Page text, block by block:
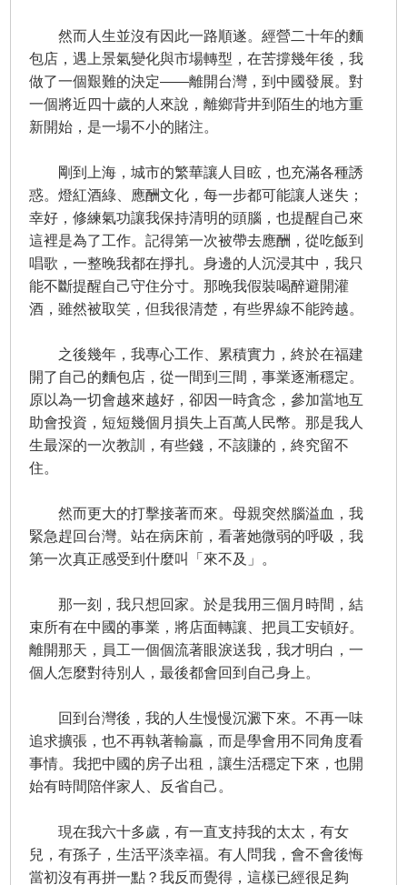
然而人生並沒有因此一路順遂。經營二十年的麵
包店，遇上景氣變化與市場轉型，在苦撐幾年後，我
做了一個艱難的決定——離開台灣，到中國發展。對
一個將近四十歲的人來說，離鄉背井到陌生的地方重
新開始，是一場不小的賭注。
剛到上海，城市的繁華讓人目眩，也充滿各種誘
惑。燈紅酒綠、應酬文化，每一步都可能讓人迷失；
幸好，修練氣功讓我保持清明的頭腦，也提醒自己來
這裡是為了工作。記得第一次被帶去應酬，從吃飯到
唱歌，一整晚我都在掙扎。身邊的人沉浸其中，我只
能不斷提醒自己守住分寸。那晚我假裝喝醉避開灌
酒，雖然被取笑，但我很清楚，有些界線不能跨越。
之後幾年，我專心工作、累積實力，終於在福建
開了自己的麵包店，從一間到三間，事業逐漸穩定。
原以為一切會越來越好，卻因一時貪念，參加當地互
助會投資，短短幾個月損失上百萬人民幣。那是我人
生最深的一次教訓，有些錢，不該賺的，終究留不
住。
然而更大的打擊接著而來。母親突然腦溢血，我
緊急趕回台灣。站在病床前，看著她微弱的呼吸，我
第一次真正感受到什麼叫「來不及」。
那一刻，我只想回家。於是我用三個月時間，結
束所有在中國的事業，將店面轉讓、把員工安頓好。
離開那天，員工一個個流著眼淚送我，我才明白，一
個人怎麼對待別人，最後都會回到自己身上。
回到台灣後，我的人生慢慢沉澱下來。不再一味
追求擴張，也不再執著輸贏，而是學會用不同角度看
事情。我把中國的房子出租，讓生活穩定下來，也開
始有時間陪伴家人、反省自己。
現在我六十多歲，有一直支持我的太太，有女
兒，有孫子，生活平淡幸福。有人問我，會不會後悔
當初沒有再拼一點？我反而覺得，這樣已經很足夠